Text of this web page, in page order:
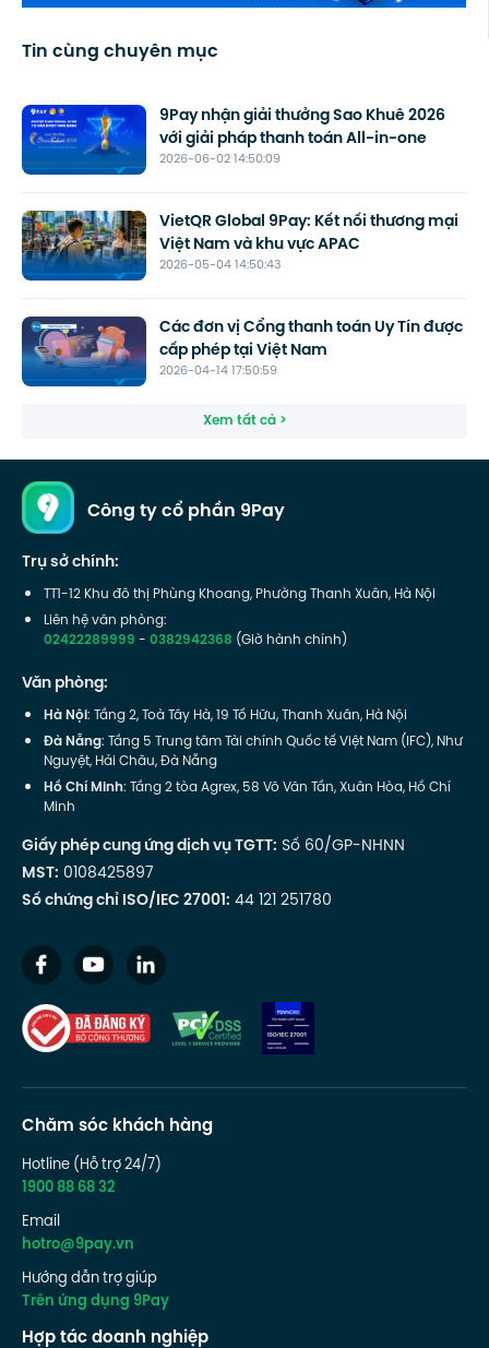
Tin cùng chuyên mục
2026-06-02 14:50:09
9Pay nhận giải thưởng Sao Khuê 2026
với giải pháp thanh toán All-in-one
2026-05-04 14:50:43
VietQR Global 9Pay: Kết nối thương mại
Việt Nam và khu vực APAC
2026-04-14 17:50:59
Các đơn vị Cổng thanh toán Uy Tín được
cấp phép tại Việt Nam
Xem tất cả >
Công ty cổ phần 9Pay
Trụ sở chính:
TT1-12 Khu đô thị Phùng Khoang, Phường Thanh Xuân, Hà Nội
Liên hệ văn phòng:
02422289999-0382942368 (Giờ hành chính)
Văn phòng:
Hà Nội: Tầng 2, Toà Tây Hà, 19 Tố Hữu, Thanh Xuân, Hà Nội
Đà Nẵng: Tầng 5 Trung tâm Tài chính Quốc tế Việt Nam (IFC), Như
Nguyệt, Hải Châu, Đà Nẵng
Hồ Chí Minh: Tầng 2 tòa Agrex, 58 Võ Văn Tần, Xuân Hòa, Hồ Chí
Minh
Giấy phép cung ứng dịch vụ TGTT: Số 60/GP-NHNN
MST: 0108425897
Số chứng chỉ ISO/IEC 27001: 44 121 251780
Chăm sóc khách hàng
Hotline (Hỗ trợ 24/7)
1900 88 68 32
Email
hotro@9pay.vn
Hướng dẫn trợ giúp
Trên ứng dụng 9Pay
Hợp tác doanh nghiệp